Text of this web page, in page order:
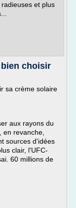
et plus
bien choisir
sa crème solaire
aux rayons du
en revanche,
sources d'idées
clair, l'UFC-
60 millions de